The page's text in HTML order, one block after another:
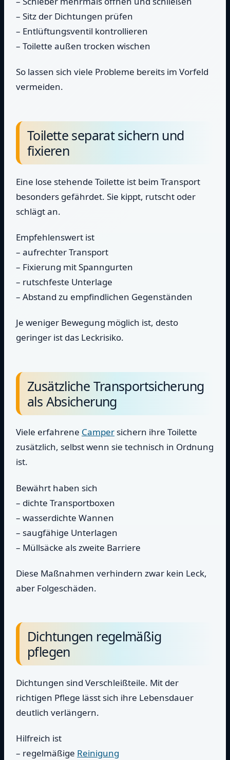
– Sitz der Dichtungen prüfen
– Entlüftungsventil kontrollieren
– Toilette außen trocken wischen
So lassen sich viele Probleme bereits im Vorfeld
vermeiden.
Toilette separat sichern und
fixieren
Eine lose stehende Toilette ist beim Transport
besonders gefährdet. Sie kippt, rutscht oder
schlägt an.
Empfehlenswert ist
– aufrechter Transport
– Fixierung mit Spanngurten
– rutschfeste Unterlage
– Abstand zu empfindlichen Gegenständen
Je weniger Bewegung möglich ist, desto
geringer ist das Leckrisiko.
Zusätzliche Transportsicherung
als Absicherung
Viele erfahrene Camper sichern ihre Toilette
zusätzlich, selbst wenn sie technisch in Ordnung
ist.
Bewährt haben sich
– dichte Transportboxen
– wasserdichte Wannen
– saugfähige Unterlagen
– Müllsäcke als zweite Barriere
Diese Maßnahmen verhindern zwar kein Leck,
aber Folgeschäden.
Dichtungen regelmäßig
pflegen
Dichtungen sind Verschleißteile. Mit der
richtigen Pflege lässt sich ihre Lebensdauer
deutlich verlängern.
Hilfreich ist
– regelmäßige Reinigung